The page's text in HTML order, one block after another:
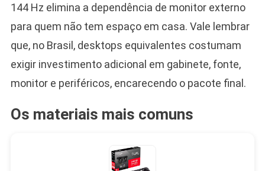
144 Hz elimina a dependência de monitor externo
para quem não tem espaço em casa. Vale lembrar
que, no Brasil, desktops equivalentes costumam
exigir investimento adicional em gabinete, fonte,
monitor e periféricos, encarecendo o pacote final.
Os materiais mais comuns